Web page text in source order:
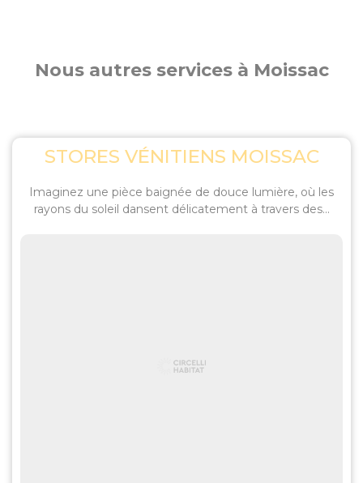
Nous autres services à Moissac
STORES VÉNITIENS MOISSAC
Imaginez une pièce baignée de douce lumière, où les
rayons du soleil dansent délicatement à travers des...